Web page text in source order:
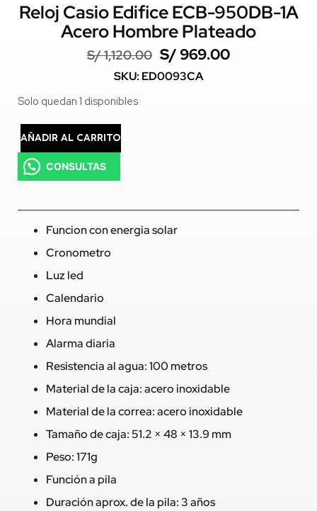
Reloj Casio Edifice ECB-950DB-1A
Acero Hombre Plateado
S/1,120.00 S/ 969.00
SKU: ED0093CA
Solo quedan 1 disponibles
AÑADIR AL CARRITO
CONSULTAS
Funcion con energia solar
Cronometro
Luz led
Calendario
Hora mundial
Alarma diaria
Resistencia al agua: 100 metros
Material de la caja: acero inoxidable
Material de la correa: acero inoxidable
Tamaño de caja: 51.2 × 48 × 13.9 mm
Peso: 171g
Función a pila
Duración aprox. de la pila: 3 años